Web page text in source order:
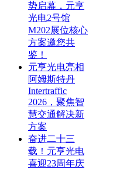
势启幕，元亨
光电2号馆
M202展位核心
方案邀您共
鉴！
元亨光电亮相
阿姆斯特丹
Intertraffic
2026，聚焦智
慧交通解决新
方案
奋进二十三
载！元亨光电
喜迎23周年庆